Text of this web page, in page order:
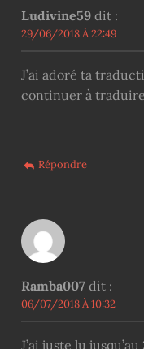
Ludivine59 dit :
29/06/2018 À 22:49
J’ai adoré ta
continuer à traduire
Répondre
Ramba007 dit :
06/07/2018 À 10:32
J’ai juste lu